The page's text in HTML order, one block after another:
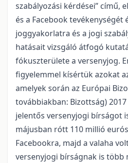
szabályozási kérdései” című,
és a Facebook tevékenységét
joggyakorlatra és a jogi
hatásait vizsgáló átfogó
fókuszterülete a versenyjog.
figyelemmel kísértük azokat
amelyek során az Európai
továbbiakban: Bizottság)
jelentős versenyjogi bírságot
májusban rótt 110 millió
Facebookra, majd a valaha
versenyjogi bírságnak is több